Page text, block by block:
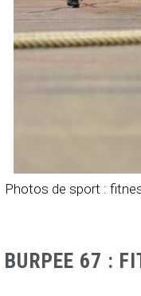
Photos de sport :
BURPEE 67 :